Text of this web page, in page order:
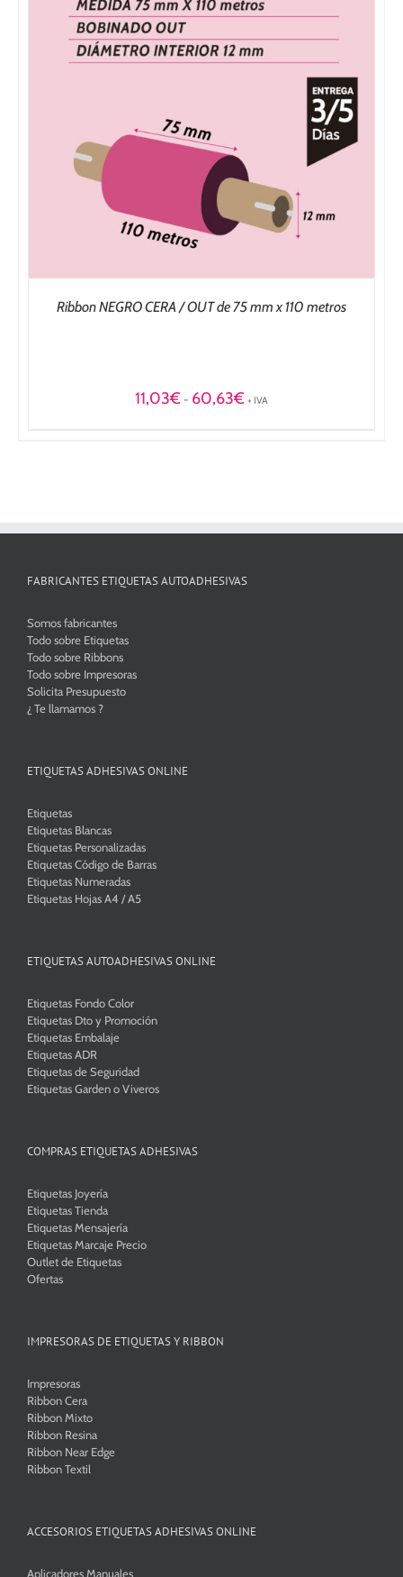
Ribbon NEGRO CERA / OUT de 75 mm x 110 metros
11,03€ - 60,63€Rango
+ IVA
FABRICANTES ETIQUETAS AUTOADHESIVAS
Somos fabricantes
Todo sobre Etiquetas
Todo sobre Ribbons
Todo sobre Impresoras
Solicita Presupuesto
¿ Te llamamos ?
ETIQUETAS ADHESIVAS ONLINE
Etiquetas
Etiquetas Blancas
Etiquetas Personalizadas
Etiquetas Código de Barras
Etiquetas Numeradas
Etiquetas Hojas A4 / A5
ETIQUETAS AUTOADHESIVAS ONLINE
Etiquetas Fondo Color
Etiquetas Dto y Promoción
Etiquetas Embalaje
Etiquetas ADR
Etiquetas de Seguridad
Etiquetas Garden o Viveros
COMPRAS ETIQUETAS ADHESIVAS
Etiquetas Joyería
Etiquetas Tienda
Etiquetas Mensajería
Etiquetas Marcaje Precio
Outlet de Etiquetas
Ofertas
IMPRESORAS DE ETIQUETAS Y RIBBON
Impresoras
Ribbon Cera
Ribbon Mixto
Ribbon Resina
Ribbon Near Edge
Ribbon Textil
ACCESORIOS ETIQUETAS ADHESIVAS ONLINE
Aplicadores Manuales